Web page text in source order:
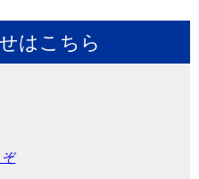
はこちら
ぞ